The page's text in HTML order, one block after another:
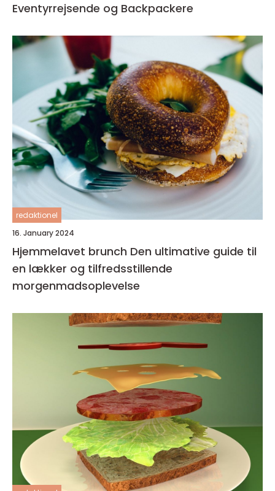
Eventyrrejsende og Backpackere
redaktionel
16. January 2024
Hjemmelavet brunch Den ultimative guide til
en lækker og tilfredsstillende
morgenmadsoplevelse